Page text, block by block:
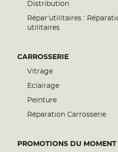
Distribution
Répar’utilitaires :
utilitaires
CARROSSERIE
Vitrage
Eclairage
Peinture
Réparation Carrosserie
PROMOTIONS DU MOMENT